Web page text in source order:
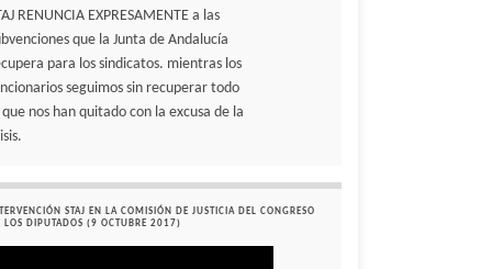
RENUNCIA EXPRESAMENTE a las
que la Junta de Andalucía
para los sindicatos. mientras los
seguimos sin recuperar todo
que nos han quitado con la excusa de la
STAJ EN LA COMISIÓN DE JUSTICIA DEL CONGRESO
LOS DIPUTADOS (9 OCTUBRE 2017)